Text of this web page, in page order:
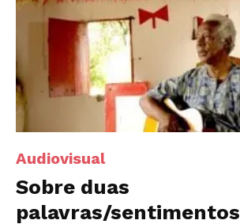
Audiovisual
Sobre duas
palavras/sentimentos